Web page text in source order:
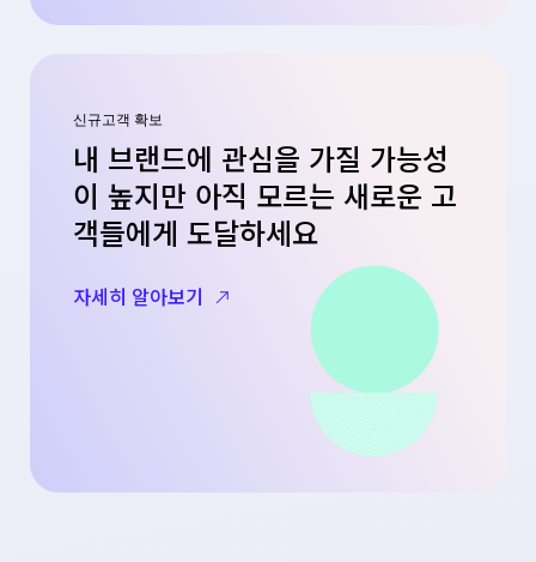
신규고객 확보
내 브랜드에 관심을 가질 가능성
이 높지만 아직 모르는 새로운 고
객들에게 도달하세요
자세히 알아보기